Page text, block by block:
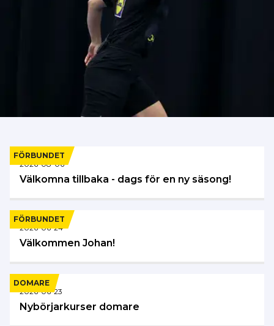
FÖRBUNDET
2026-08-06
Välkomna tillbaka - dags för en ny säsong!
FÖRBUNDET
2026-06-24
Välkommen Johan!
DOMARE
2026-06-23
Nybörjarkurser domare